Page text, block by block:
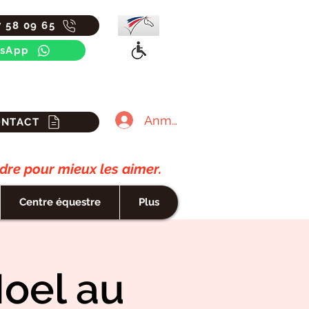
58 09 65
Anmelden
pour mieux les aimer.
Centre équestre Plus
au